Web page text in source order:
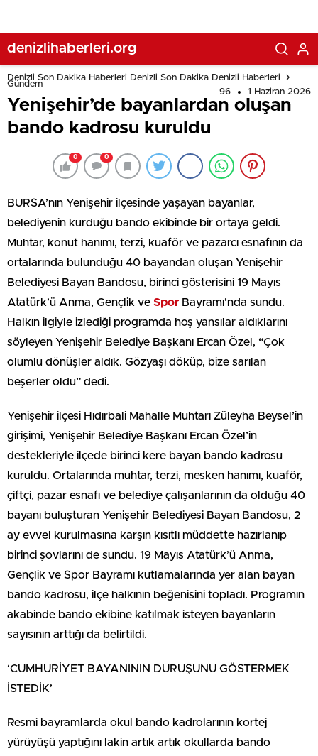
denizlihaberleri.org
Denizli Son Dakika Haberleri Denizli Son Dakika Denizli Haberleri
Gündem
96
1 Haziran 2026
Yenişehir’de bayanlardan oluşan
bando kadrosu kuruldu
0 0
BURSA’nın Yenişehir ilçesinde yaşayan bayanlar,
belediyenin kurduğu bando ekibinde bir ortaya geldi.
Muhtar, konut hanımı, terzi, kuaför ve pazarcı esnafının da
ortalarında bulunduğu 40 bayandan oluşan Yenişehir
Belediyesi Bayan Bandosu, birinci gösterisini 19 Mayıs
Atatürk’ü Anma, Gençlik ve Spor Bayramı’nda sundu.
Halkın ilgiyle izlediği programda hoş yansılar aldıklarını
söyleyen Yenişehir Belediye Başkanı Ercan Özel, “Çok
olumlu dönüşler aldık. Gözyaşı döküp, bize sarılan
beşerler oldu” dedi.
Yenişehir ilçesi Hıdırbali Mahalle Muhtarı Züleyha Beysel’in
girişimi, Yenişehir Belediye Başkanı Ercan Özel’in
destekleriyle ilçede birinci kere bayan bando kadrosu
kuruldu. Ortalarında muhtar, terzi, mesken hanımı, kuaför,
çiftçi, pazar esnafı ve belediye çalışanlarının da olduğu 40
bayanı buluşturan Yenişehir Belediyesi Bayan Bandosu, 2
ay evvel kurulmasına karşın kısıtlı müddette hazırlanıp
birinci şovlarını de sundu. 19 Mayıs Atatürk’ü Anma,
Gençlik ve Spor Bayramı kutlamalarında yer alan bayan
bando kadrosu, ilçe halkının beğenisini topladı. Programın
akabinde bando ekibine katılmak isteyen bayanların
sayısının arttığı da belirtildi.
‘CUMHURİYET BAYANININ DURUŞUNU GÖSTERMEK
İSTEDİK’
Resmi bayramlarda okul bando kadrolarının kortej
yürüyüşü yaptığını lakin artık artık okullarda bando